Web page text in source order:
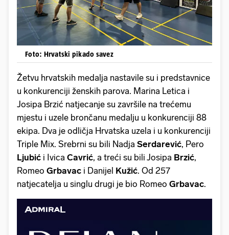
Foto: Hrvatski pikado savez
Žetvu hrvatskih medalja nastavile su i predstavnice
u konkurenciji ženskih parova. Marina Letica i
Josipa Brzić natjecanje su završile na trećemu
mjestu i uzele brončanu medalju u konkurenciji 88
ekipa. Dva je odličja Hrvatska uzela i u konkurenciji
Triple Mix. Srebrni su bili Nadja Serdarević, Pero
Ljubić i Ivica Cavrić, a treći su bili Josipa Brzić,
Romeo Grbavac i Danijel Kužić. Od 257
natjecatelja u singlu drugi je bio Romeo Grbavac.